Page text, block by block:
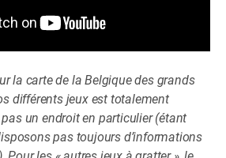
la carte de la Belgique des grands
différents jeux est totalement
un endroit en particulier (étant
pas toujours d’informations